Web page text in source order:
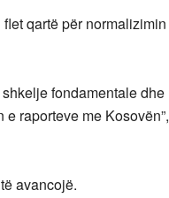
qartë për normalizimin
fondamentale dhe
raporteve me Kosovën”,
avancojë.